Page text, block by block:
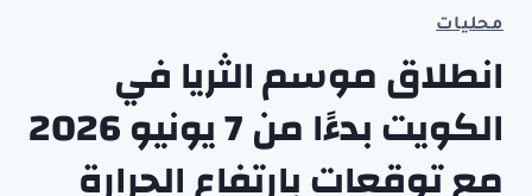
محليات
انطلاق موسم الثريا في
الكويت بدءًا من 7 يونيو 2026
مع توقعات بارتفاع الحرارة